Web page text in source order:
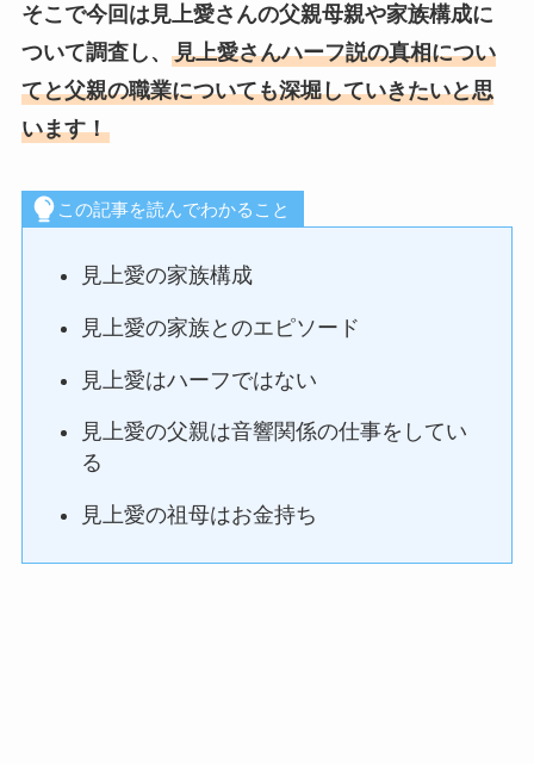
そこで今回は見上愛さんの父親母親や家族構成に
ついて調査し、 見上愛さんハーフ説の真相につい
てと父親の職業についても深堀していきたいと思
います！
この記事を読んでわかること
見上愛の家族構成
見上愛の家族とのエピソード
見上愛はハーフではない
見上愛の父親は音響関係の仕事をしてい
る
見上愛の祖母はお金持ち